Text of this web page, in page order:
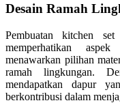
Desain Ramah
Pembuatan kitchen
memperhatikan
menawarkan pilihan
ramah lingkungan.
mendapatkan dapur
berkontribusi dalam